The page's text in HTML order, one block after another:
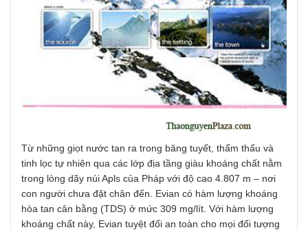
Từ những giọt nước tan ra trong băng tuyết, thẩm thấu và
tinh lọc tự nhiên qua các lớp địa tầng giàu khoáng chất nằm
trong lòng dãy núi Apls của Pháp với độ cao 4.807 m – nơi
con người chưa đặt chân đến. Evian có hàm lượng khoáng
hòa tan cân bằng (TDS) ở mức 309 mg/lít. Với hàm lượng
khoáng chất này, Evian tuyệt đối an toàn cho mọi đối tượng